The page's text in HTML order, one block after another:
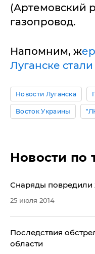
(Артемовский
газопровод.
Напомним, ж
Луганске
Новости Луганска
Восток Украины
Новости по
​Снаряды
25 июля 2014
​Последствия
области